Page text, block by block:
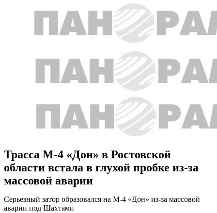
Трасса М-4 «Дон» в Ростовской
области встала в глухой пробке из-за
массовой аварии
Серьезный затор образовался на М-4 «Дон» из-за массовой
аварии под Шахтами